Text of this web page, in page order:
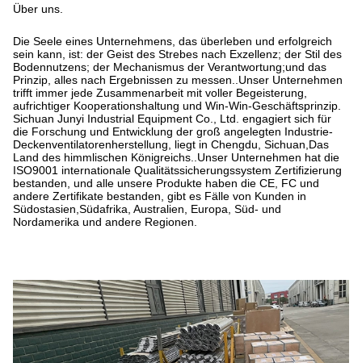
Über uns.
Die Seele eines Unternehmens, das überleben und erfolgreich
sein kann, ist: der Geist des Strebes nach Exzellenz; der Stil des
Bodennutzens; der Mechanismus der Verantwortung;und das
Prinzip, alles nach Ergebnissen zu messen..Unser Unternehmen
trifft immer jede Zusammenarbeit mit voller Begeisterung,
aufrichtiger Kooperationshaltung und Win-Win-Geschäftsprinzip.
Sichuan Junyi Industrial Equipment Co., Ltd. engagiert sich für
die Forschung und Entwicklung der groß angelegten Industrie-
Deckenventilatorenherstellung, liegt in Chengdu, Sichuan,Das
Land des himmlischen Königreichs..Unser Unternehmen hat die
ISO9001 internationale Qualitätssicherungssystem Zertifizierung
bestanden, und alle unsere Produkte haben die CE, FC und
andere Zertifikate bestanden, gibt es Fälle von Kunden in
Südostasien,Südafrika, Australien, Europa, Süd- und
Nordamerika und andere Regionen.